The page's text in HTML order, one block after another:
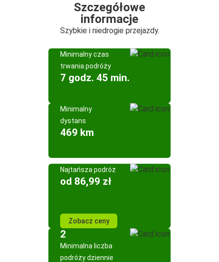
Szczegółowe
informacje
Szybkie i niedrogie przejazdy.
Minimalny czas
trwania podróży
7 godz. 45 min.
Minimalny
dystans
469 km
Najtańsza podróż
od 86,99 zł
Zobacz ceny
2
Minimalna liczba
podróży dziennie